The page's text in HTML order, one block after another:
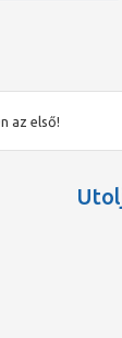
az első!